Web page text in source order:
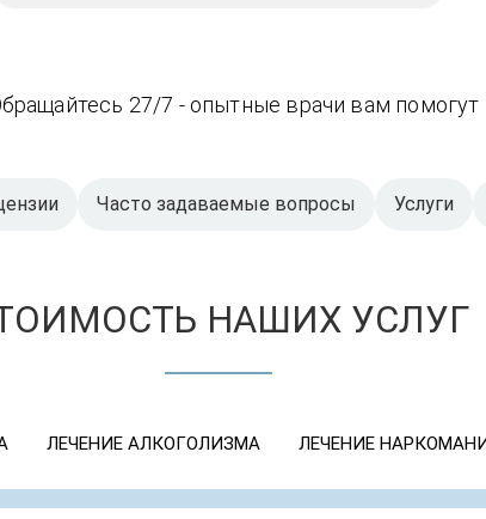
27/7 - опытные врачи вам помогут
Часто задаваемые вопросы Услуги
НАШИХ УСЛУГ
ЛЕЧЕНИЕ АЛКОГОЛИЗМА ЛЕЧЕНИЕ